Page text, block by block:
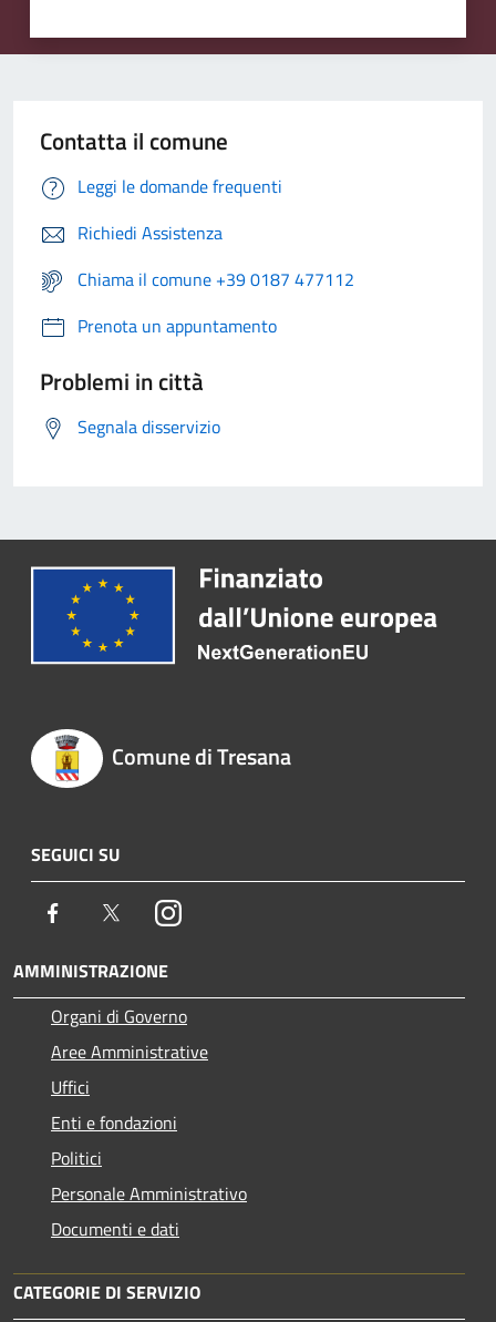
Contatta il comune
Leggi le domande frequenti
Richiedi Assistenza
Chiama il comune +39 0187 477112
Prenota un appuntamento
Problemi in città
Segnala disservizio
Comune di Tresana
SEGUICI SU
Facebook TwitterInstagram
AMMINISTRAZIONE
Organi di Governo
Aree Amministrative
Uffici
Enti e fondazioni
Politici
Personale Amministrativo
Documenti e dati
CATEGORIE DI SERVIZIO